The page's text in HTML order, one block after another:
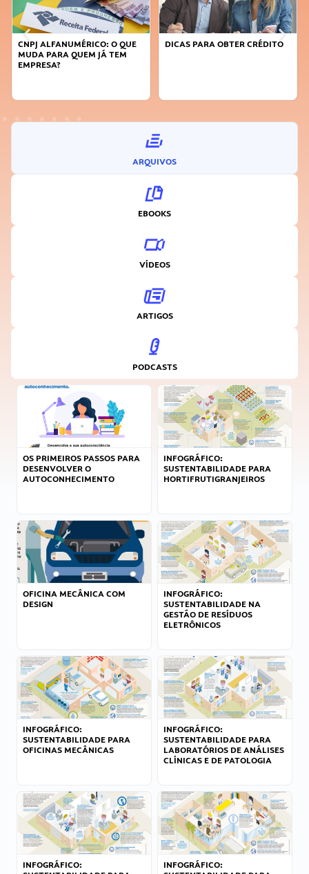
DICAS PARA OBTER CRÉDITO
FAÇA A DIFERENÇA: SEJA
ARQUIVOS
EBOOKS
VÍDEOS
ARTIGOS
PODCASTS
OS PRIMEIROS PASSOS PARA
DESENVOLVER O
AUTOCONHECIMENTO
INFOGRÁFICO:
SUSTENTABILIDADE PARA
HORTIFRUTIGRANJEIROS
OFICINA MECÂNICA COM
DESIGN
INFOGRÁFICO:
SUSTENTABILIDADE NA
GESTÃO DE RESÍDUOS
ELETRÔNICOS
INFOGRÁFICO:
SUSTENTABILIDADE PARA
OFICINAS MECÂNICAS
INFOGRÁFICO:
SUSTENTABILIDADE PARA
LABORATÓRIOS DE ANÁLISES
CLÍNICAS E DE PATOLOGIA
INFOGRÁFICO:
INFOGRÁFICO: